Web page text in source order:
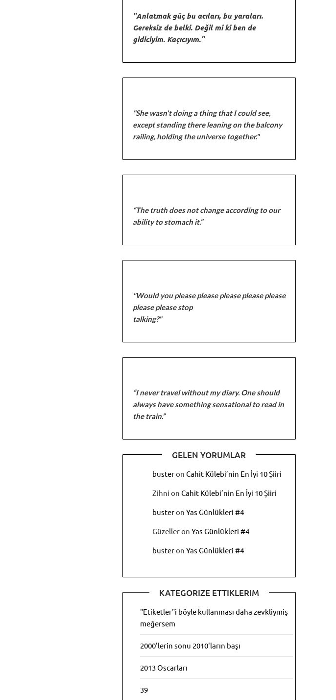
"Anlatmak güç bu acıları, bu yaraları.
Gereksiz de belki. Değil mi ki ben de
gidiciyim. Kaçıcıyım."
"She wasn't doing a thing that I could see,
except standing there leaning on the balcony
railing, holding the universe together."
“The truth does not change according to our
ability to stomach it.”
"Would you please please please please please
please please stop
talking?"
“I never travel without my diary. One should
always have something sensational to read in
the train.”
GELEN YORUMLAR
busteron Cahit Külebi’nin En İyi 10 Şiiri
Zihni on Cahit Külebi’nin En İyi 10 Şiiri
busteron Yas Günlükleri #4
Güzelleron Yas Günlükleri #4
busteron Yas Günlükleri #4
KATEGORIZE ETTIKLERIM
"Etiketler"i böyle kullanması daha zevkliymiş
meğersem
2000'lerin sonu 2010'ların başı
2013 Oscarları
39